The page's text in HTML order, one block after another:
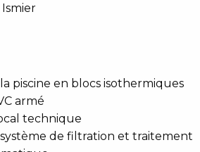
piscine en blocs isothermiques
armé
technique
de filtration et traitement